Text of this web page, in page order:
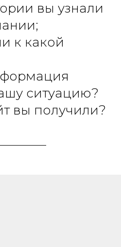
вы узнали
к какой
ситуацию?
вы получили?